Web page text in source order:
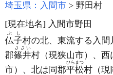
埼玉県：入間市
野田村
[現在地名] 入間市野田
仏子
ぶし
村の北、東流する入
郡篠井
ささい
村 （現狭山市） 、西
市） 、北は同郡平松
ひらまつ
村 （現